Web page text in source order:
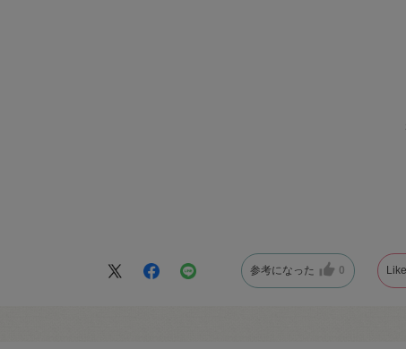
参考になった 0